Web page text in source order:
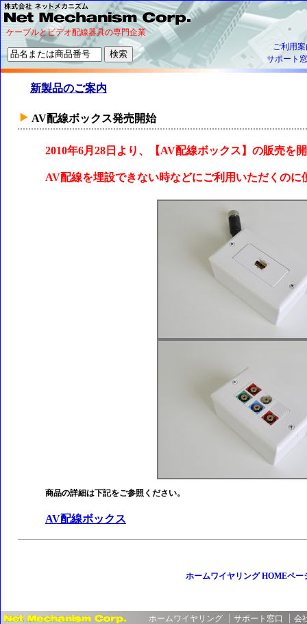
ケーブルとビデオ配線器具の専門企業
ご利用
サポート
新製品のご案内
AV配線ボックス発売開始
2010年6月28日より、【AV配線ボックス】の販売を
AV配線を埋設できない時などにご利用いただくのに
商品の詳細は下記をご参照ください。
AV配線ボックス
ホームワイヤリング HOMEペー
ホームワイヤリング サポート窓口 会